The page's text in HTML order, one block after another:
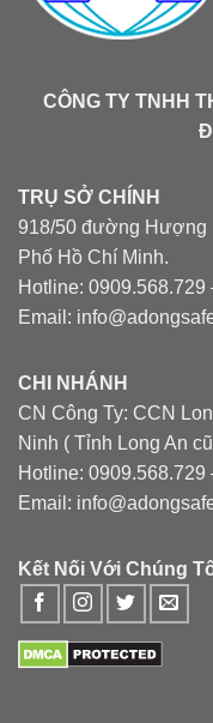
CÔNG TY TNHH
TRỤ SỞ CHÍNH
918/50 đường Hượng
Phố Hồ Chí Minh.
Hotline:
Email:
CHI NHÁNH
CN Công Ty: CCN
Ninh ( Tỉnh Long An
Hotline:
Email:
Kết Nối Với Chúng